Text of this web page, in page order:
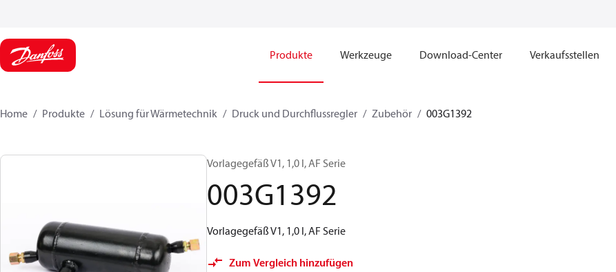
Produkte Werkzeuge Download-Center Verkaufsstellen
Home Produkte Lösung für Wärmetechnik Druck und Durchflussregler Zubehör 003G1392
Vorlagegefäß V1, 1,0 l, AF Serie
003G1392
Vorlagegefäß V1, 1,0 l, AF Serie
Zum Vergleich hinzufügen